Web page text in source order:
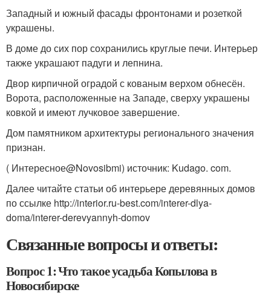
Западный и южный фасады фронтонами и розеткой
украшены.
В доме до сих пор сохранились круглые печи. Интерьер
также украшают падуги и лепнина.
Двор кирпичной оградой с кованым верхом обнесён.
Ворота, расположенные на Западе, сверху украшены
ковкой и имеют лучковое завершение.
Дом памятником архитектуры регионального значения
признан.
( Интересное@Novosibmi) источник: Kudago. com.
Далее читайте статьи об интерьере деревянных домов
по ссылке http://interior.ru-best.com/interer-dlya-
doma/interer-derevyannyh-domov
Связанные вопросы и ответы:
Вопрос 1: Что такое усадьба Копылова в
Новосибирске